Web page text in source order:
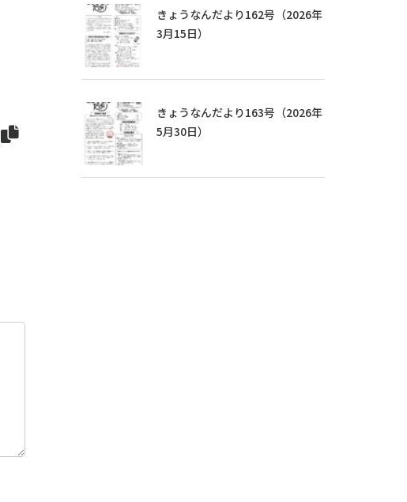
きょうなんだより162号（2026年
3月15日）
きょうなんだより163号（2026年
5月30日）